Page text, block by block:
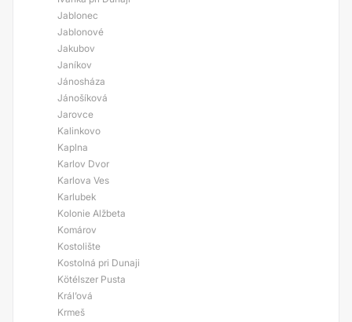
Jablonec
Jablonové
Jakubov
Janíkov
Jánosháza
Jánošíková
Jarovce
Kalinkovo
Kaplna
Karlov Dvor
Karlova Ves
Karlubek
Kolonie Alžbeta
Komárov
Kostolište
Kostolná pri Dunaji
Kötélszer Pusta
Král’ová
Krmeš